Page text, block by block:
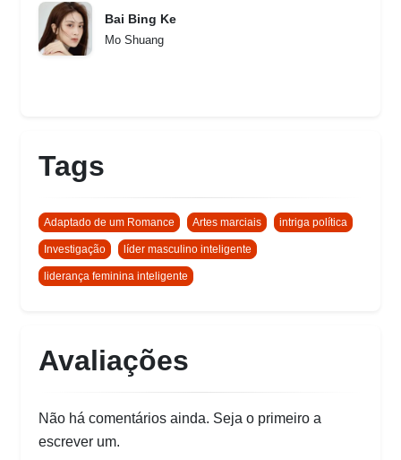
Bai Bing Ke
Mo Shuang
Tags
Adaptado de um Romance Artes marciais intriga política
Investigação líder masculino inteligente
liderança feminina inteligente
Avaliações
Não há comentários ainda. Seja o primeiro a
escrever um.